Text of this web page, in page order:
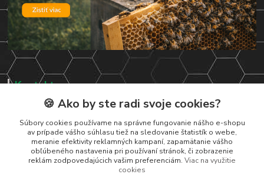
Kontakty
Zákaznická podpora
+421 919 037 687
Po – Pi 8:00 – 17:00
vcelarstvotrizuliak@centrum.sk
🍪 Ako by ste radi svoje cookies?
Súbory cookies používame na správne fungovanie nášho e-shopu
av prípade vášho súhlasu tiež na sledovanie štatistík o webe,
meranie efektivity reklamných kampaní, zapamätanie vášho
obľúbeného nastavenia pri používaní stránok, či zobrazenie
reklám zodpovedajúcich vašim preferenciám. Viac na využitie
cookies